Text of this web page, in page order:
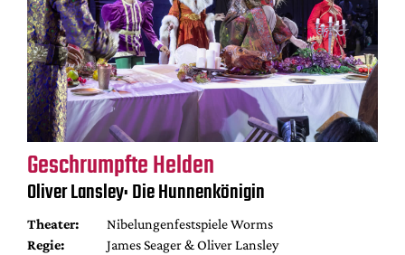
Geschrumpfte Helden
Oliver Lansley: Die Hunnenkönigin
Theater:
Nibelungenfestspiele Worms
Regie:
James Seager & Oliver Lansley